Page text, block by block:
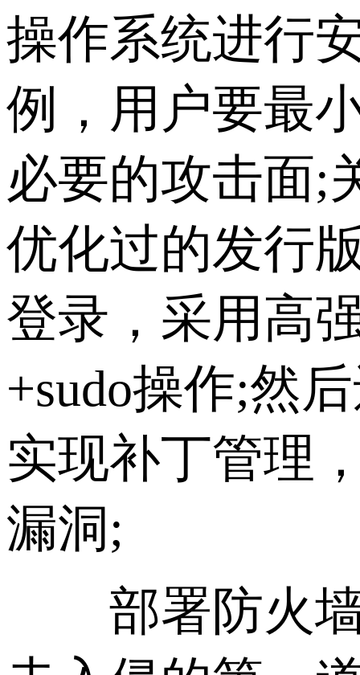
操作系统进行
例，用户要最
必要的攻击面;
优化过的发行
登录，采用高
+sudo操作;然
实现补丁管理
漏洞;
部署防火墙